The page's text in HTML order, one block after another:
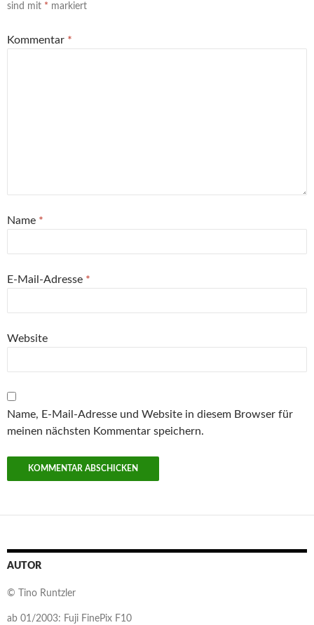
sind mit * markiert
Kommentar *
Name *
E-Mail-Adresse *
Website
Name, E-Mail-Adresse und Website in diesem Browser für
meinen nächsten Kommentar speichern.
AUTOR
© Tino Runtzler
ab 01/2003: Fuji FinePix F10